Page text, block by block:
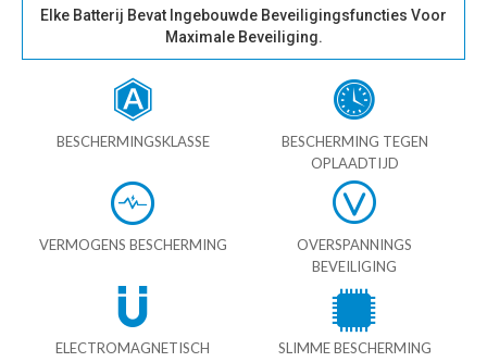
Elke Batterij Bevat Ingebouwde Beveiligingsfuncties Voor
Maximale Beveiliging.
BESCHERMINGSKLASSE
BESCHERMING TEGEN
OPLAADTIJD
VERMOGENS BESCHERMING
OVERSPANNINGS
BEVEILIGING
ELECTROMAGNETISCH SLIMME BESCHERMING